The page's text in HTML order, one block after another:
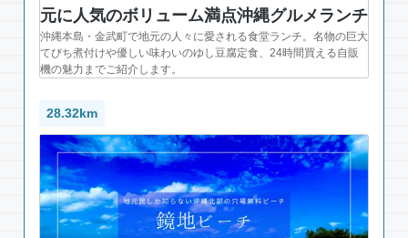
元に人気のボリューム満点沖縄グルメランチ
沖縄本島・金武町で地元の人々に愛される食堂ランチ。名物の巨大
てびち煮付けや優しい味わいのゆし豆腐定食、24時間買える自販
機の魅力までご紹介します。
28.32km